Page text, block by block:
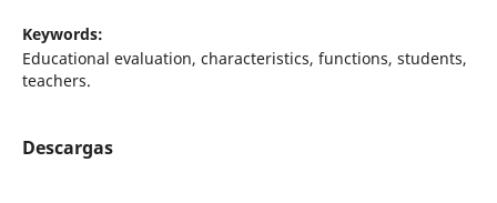
Keywords:
Educational evaluation, characteristics, functions, students,
teachers.
Descargas